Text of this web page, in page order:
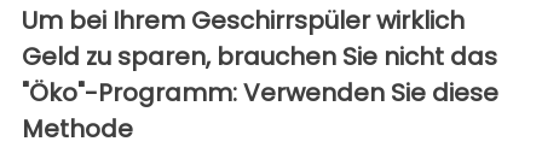
Um bei Ihrem Geschirrspüler wirklich
Geld zu sparen, brauchen Sie nicht das
"Öko"-Programm: Verwenden Sie diese
Methode